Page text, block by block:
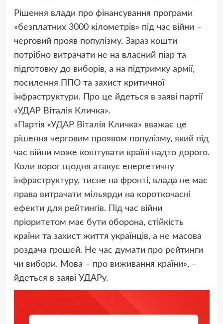
Рішення влади про фінансування програми
«безплатних 3000 кілометрів» під час війни –
черговий прояв популізму. Зараз кошти
потрібно витрачати не на власний піар та
підготовку до виборів, а на підтримку армії,
посилення ППО та захист критичної
інфраструктури. Про це йдеться в заяві партії
«УДАР Віталія Кличка».
«Партія «УДАР Віталія Кличка» вважає це
рішення черговим проявом популізму, який під
час війни може коштувати країні надто дорого.
Коли ворог щодня атакує енергетичну
інфраструктуру, тисне на фронті, влада не має
права витрачати мільярди на короткочасні
ефекти для рейтингів. Під час війни
пріоритетом має бути оборона, стійкість
країни та захист життя українців, а не масова
роздача грошей. Не час думати про рейтинги
чи вибори. Мова – про виживання країни», –
йдеться в заяві УДАРу.